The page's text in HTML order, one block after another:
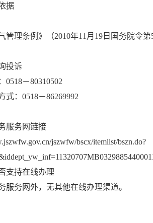
据
管理条例》（2010年11月19日国务院令
投诉
0518－80310502
式：0518－86269992
服务网链接
jszwfw/bscx/itemlist/bszn.do?
支持在线办理
服务网外，无其他在线办理渠道。